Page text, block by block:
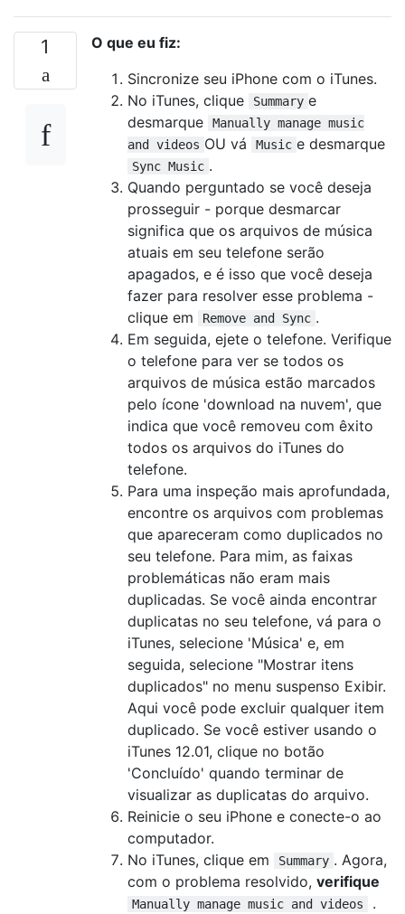
1
O que eu fiz:
Sincronize seu iPhone com o iTunes.
No iTunes, clique
Summary e
desmarque
Manually manage music
and videos OU vá Music e desmarque
Sync Music .
Quando perguntado se você deseja
prosseguir - porque desmarcar
significa que os arquivos de música
atuais em seu telefone serão
apagados, e é isso que você deseja
fazer para resolver esse problema -
clique em
Remove and Sync .
Em seguida, ejete o telefone. Verifique
o telefone para ver se todos os
arquivos de música estão marcados
pelo ícone 'download na nuvem', que
indica que você removeu com êxito
todos os arquivos do iTunes do
telefone.
Para uma inspeção mais aprofundada,
encontre os arquivos com problemas
que apareceram como duplicados no
seu telefone. Para mim, as faixas
problemáticas não eram mais
duplicadas. Se você ainda encontrar
duplicatas no seu telefone, vá para o
iTunes, selecione 'Música' e, em
seguida, selecione "Mostrar itens
duplicados" no menu suspenso Exibir.
Aqui você pode excluir qualquer item
duplicado. Se você estiver usando o
iTunes 12.01, clique no botão
'Concluído' quando terminar de
visualizar as duplicatas do arquivo.
Reinicie o seu iPhone e conecte-o ao
computador.
No iTunes, clique em
Summary . Agora,
com o problema resolvido, verifique
Manually manage music and videos
.